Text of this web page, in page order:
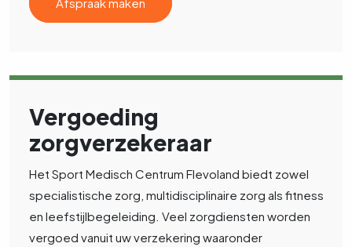
Vergoeding
zorgverzekeraar
Het Sport Medisch Centrum Flevoland biedt zowel
specialistische zorg, multidisciplinaire zorg als fitness
en leefstijlbegeleiding. Veel zorgdiensten worden
vergoed vanuit uw verzekering waaronder